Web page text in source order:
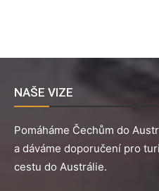
NAŠE VIZE
Pomáháme Čechům do
a dáváme doporučení pro
cestu do Austrálie.